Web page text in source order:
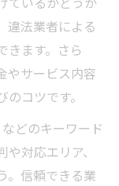
ント
を見抜く方
品業者に注
違法業者による
きます。さら
やサービス内容
コツです。
どのキーワード
対応エリア、
。信頼できる業